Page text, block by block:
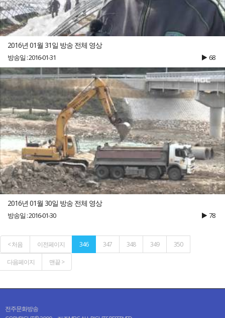
2016년 01월 31일 방송 전체 영상
방송일 : 2016-01-31 68
2016년 01월 30일 방송 전체 영상
방송일 : 2016-01-30 78
< 처음 이전페이지 346 347 348 349 350
다음페이지 맨끝 >
전주문화방송